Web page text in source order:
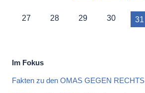
27 28 29 30 31
Im Fokus
Fakten zu den OMAS GEGEN RECHTS